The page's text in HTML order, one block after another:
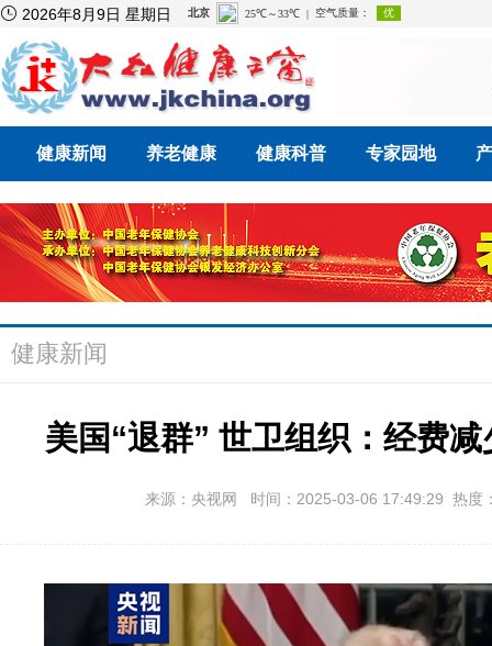
 2026年8月9日 星期日
健康新闻 养老健康 健康科普 专家园地
健康新闻
美国“退群” 世卫组织：经费
来源：央视网 时间：2025-03-06 17:49:29 热度